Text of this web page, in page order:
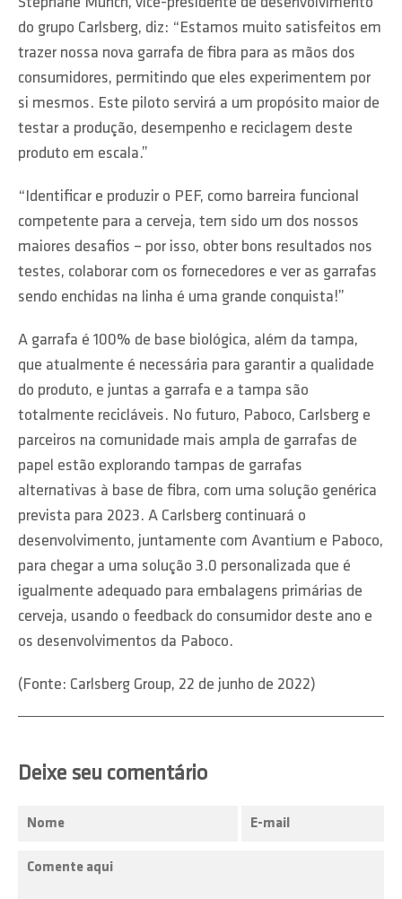
do grupo Carlsberg, diz: “Estamos muito satisfeitos em
trazer nossa nova garrafa de fibra para as mãos dos
consumidores, permitindo que eles experimentem por
si mesmos. Este piloto servirá a um propósito maior de
testar a produção, desempenho e reciclagem deste
produto em escala.”
“Identificar e produzir o PEF, como barreira funcional
competente para a cerveja, tem sido um dos nossos
maiores desafios – por isso, obter bons resultados nos
testes, colaborar com os fornecedores e ver as garrafas
sendo enchidas na linha é uma grande conquista!”
A garrafa é 100% de base biológica, além da tampa,
que atualmente é necessária para garantir a qualidade
do produto, e juntas a garrafa e a tampa são
totalmente recicláveis. No futuro, Paboco, Carlsberg e
parceiros na comunidade mais ampla de garrafas de
papel estão explorando tampas de garrafas
alternativas à base de fibra, com uma solução genérica
prevista para 2023. A Carlsberg continuará o
desenvolvimento, juntamente com Avantium e Paboco,
para chegar a uma solução 3.0 personalizada que é
igualmente adequado para embalagens primárias de
cerveja, usando o feedback do consumidor deste ano e
os desenvolvimentos da Paboco.
(Fonte: Carlsberg Group, 22 de junho de 2022)
Deixe seu comentário